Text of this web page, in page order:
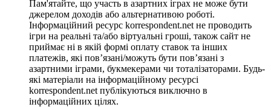
Пам'ятайте, що участь в азартних іграх не може бути
джерелом доходів або альтернативою роботі.
Інформаційний ресурс korrespondent.net не проводить
ігри на реальні та/або віртуальні гроші, також сайт не
приймає ні в якій формі оплату ставок та інших
платежів, які пов’язані/можуть бути пов’язані з
азартними іграми, букмекерами чи тоталізаторами. Будь-
які матеріали на інформаційному ресурсі
korrespondent.net публікуються виключно в
інформаційних цілях.